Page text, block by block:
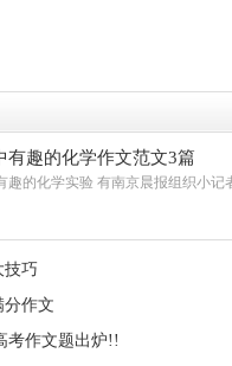
有趣的化学作文范文3篇
趣的化学实验 有南京晨报组织小
技巧
分作文
考作文题出炉!!